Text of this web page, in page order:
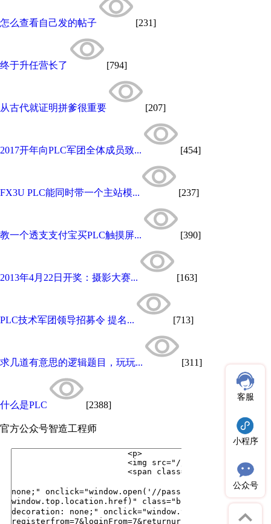
怎么查看自己发的帖子 [231]
终于升任营长了 [794]
从古代就证明拼爹很重要 [207]
2017开年向PLC军团全体成员致... [454]
FX3U PLC能同时带一个主站模... [237]
教一个透支支付宝买PLC触摸屏... [390]
2013年4月22日开奖：摄影大赛... [163]
PLC技术军团领导招募令 提名... [713]
求几道有意思的逻辑题目，玩玩... [311]
什么是PLC [2388]
官方公众号智造工程师
客服
小程序
公众号